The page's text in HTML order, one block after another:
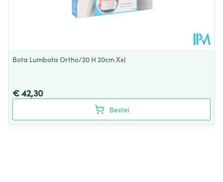
Bota Lumbota Ortho/20 H 20cm Xxl
€ 42,30
Bestel